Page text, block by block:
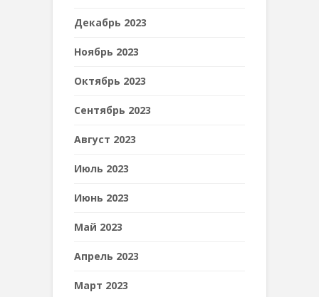
Декабрь 2023
Ноябрь 2023
Октябрь 2023
Сентябрь 2023
Август 2023
Июль 2023
Июнь 2023
Май 2023
Апрель 2023
Март 2023